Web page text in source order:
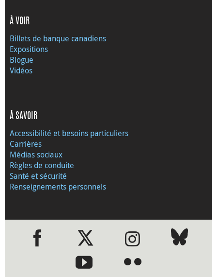
À VOIR
Billets de banque canadiens
Expositions
Blogue
Vidéos
À SAVOIR
Accessibilité et besoins particuliers
Carrières
Médias sociaux
Règles de conduite
Santé et sécurité
Renseignements personnels
●●